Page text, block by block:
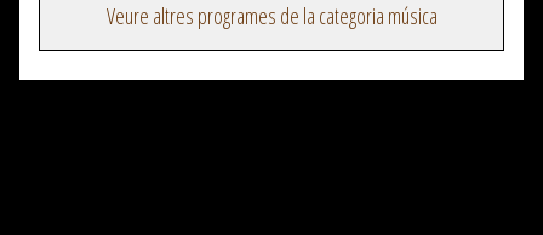
Veure altres programes de la categoria música